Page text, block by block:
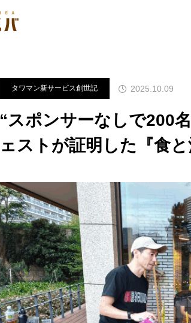
タワマン新サービス創世記 2025.10.09
“スポンサーなしで200
ェストが証明した『食